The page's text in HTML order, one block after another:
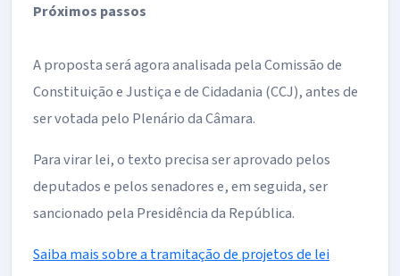
Próximos passos
A proposta será agora analisada pela Comissão de
Constituição e Justiça e de Cidadania (CCJ), antes de
ser votada pelo Plenário da Câmara.
Para virar lei, o texto precisa ser aprovado pelos
deputados e pelos senadores e, em seguida, ser
sancionado pela Presidência da República.
Saiba mais sobre a tramitação de projetos de lei